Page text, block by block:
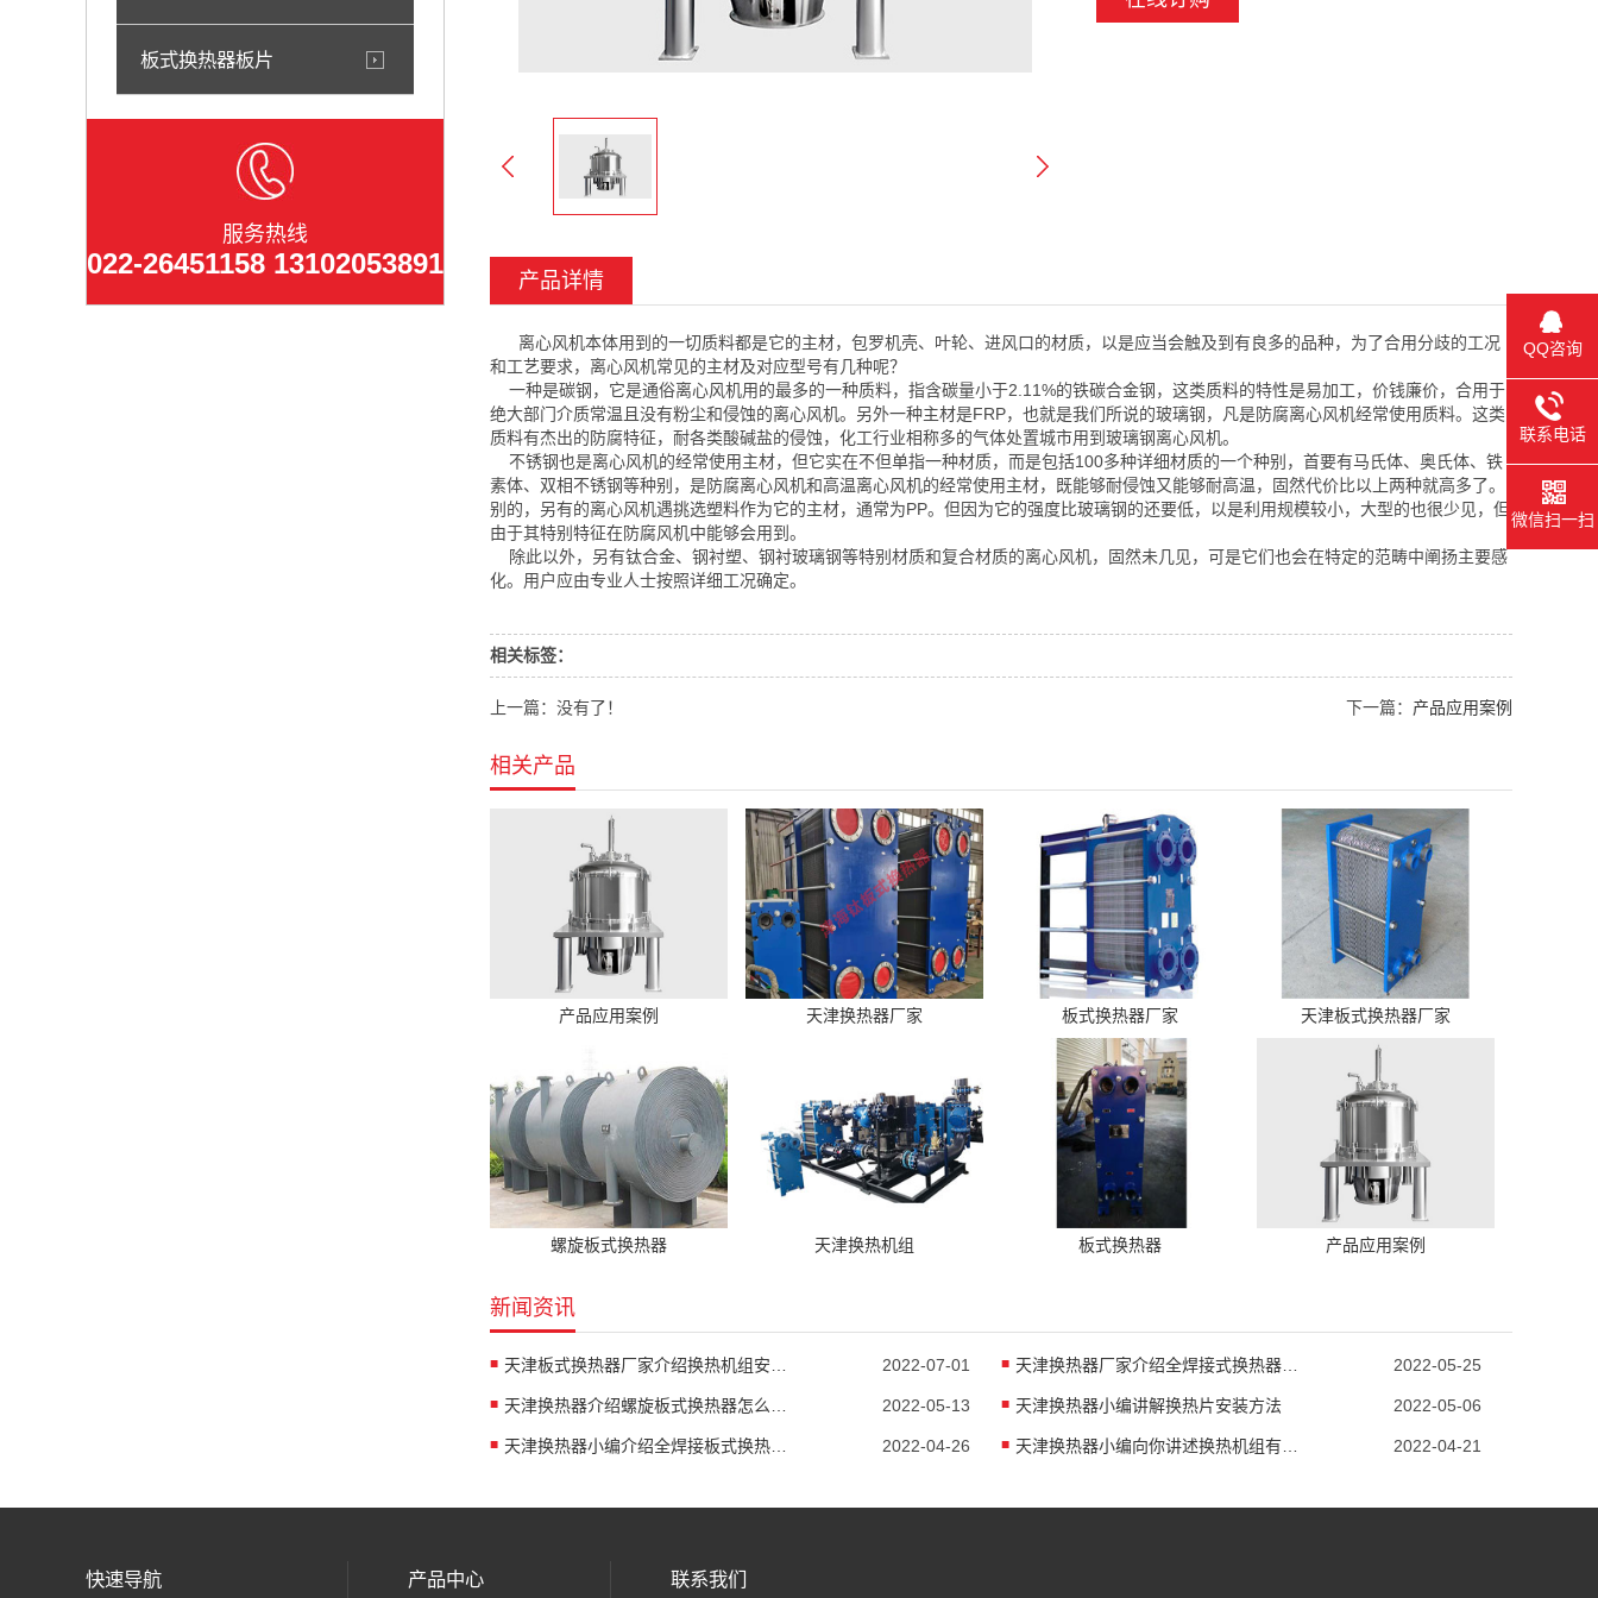
板式换热器板片
服务热线
022-26451158 13102053891
产品详情
离心风机本体用到的一切质料都是它的主材，包罗机壳、叶轮、进风口的材质，以是应当会触及到有良多的品种，为了合用分歧的工况
和工艺要求，离心风机常见的主材及对应型号有几种呢？
一种是碳钢，它是通俗离心风机用的最多的一种质料，指含碳量小于2.11%的铁碳合金钢，这类质料的特性是易加工，价钱廉价，合用于
绝大部门介质常温且没有粉尘和侵蚀的离心风机。另外一种主材是FRP，也就是我们所说的玻璃钢，凡是防腐离心风机经常使用质料。这类
质料有杰出的防腐特征，耐各类酸碱盐的侵蚀，化工行业相称多的气体处置城市用到玻璃钢离心风机。
不锈钢也是离心风机的经常使用主材，但它实在不但单指一种材质，而是包括100多种详细材质的一个种别，首要有马氏体、奥氏体、铁
素体、双相不锈钢等种别，是防腐离心风机和高温离心风机的经常使用主材，既能够耐侵蚀又能够耐高温，固然代价比以上两种就高多了。
别的，另有的离心风机遇挑选塑料作为它的主材，通常为PP。但因为它的强度比玻璃钢的还要低，以是利用规模较小，大型的也很少见，但
由于其特别特征在防腐风机中能够会用到。
除此以外，另有钛合金、钢衬塑、钢衬玻璃钢等特别材质和复合材质的离心风机，固然未几见，可是它们也会在特定的范畴中阐扬主要感
化。用户应由专业人士按照详细工况确定。
相关标签：
上一篇：没有了！ 下一篇： 产品应用案例
相关产品
产品应用案例 天津换热器厂家 板式换热器厂家 天津板式换热器厂家
螺旋板式换热器 天津换热机组 板式换热器 产品应用案例
新闻资讯
2022-07-01 天津换热器厂家介绍全焊接式换热器焊接方法 2022-05-25
2022-05-13 天津换热器小编讲解换热片安装方法 2022-05-06
2022-04-26 天津换热器小编向你讲述换热机组有什么作用 2022-04-21
快速导航 产品中心 联系我们
QQ咨询
联系电话
微信扫一扫